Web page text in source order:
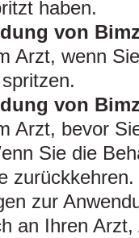
haben.
von
Arzt, wenn
von
Arzt, bevor
Sie die
zurückkehren.
zur
an Ihren